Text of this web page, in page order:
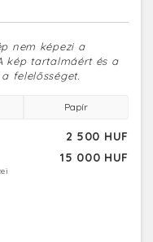
nem képezi a
kép tartalmáért és a
felelősséget.
Papír
2 500 HUF
15 000 HUF